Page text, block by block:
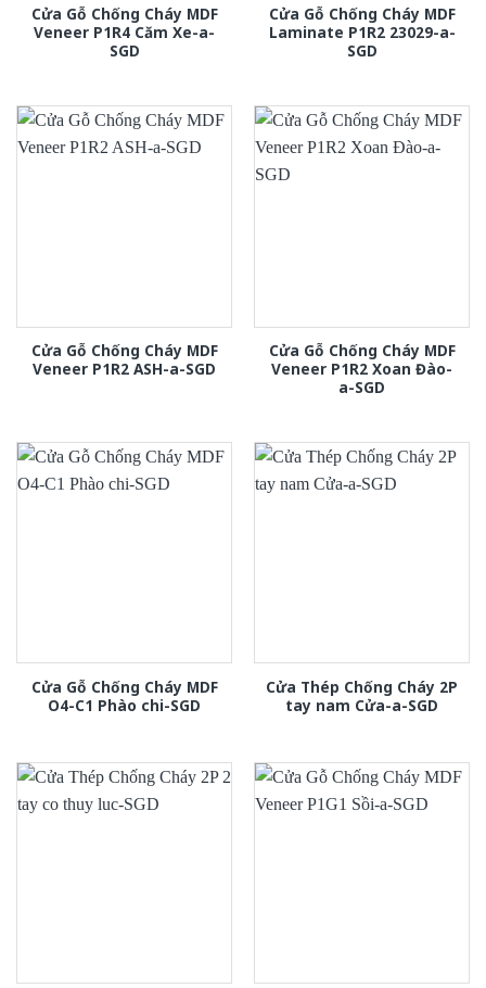
Cửa Gỗ Chống Cháy MDF
Veneer P1R4 Căm Xe-a-
SGD
Cửa Gỗ Chống Cháy MDF
Laminate P1R2 23029-a-
SGD
Cửa Gỗ Chống Cháy MDF
Veneer P1R2 ASH-a-SGD
Cửa Gỗ Chống Cháy MDF
Veneer P1R2 Xoan Đào-
a-SGD
Cửa Gỗ Chống Cháy MDF
O4-C1 Phào chi-SGD
Cửa Thép Chống Cháy 2P
tay nam Cửa-a-SGD